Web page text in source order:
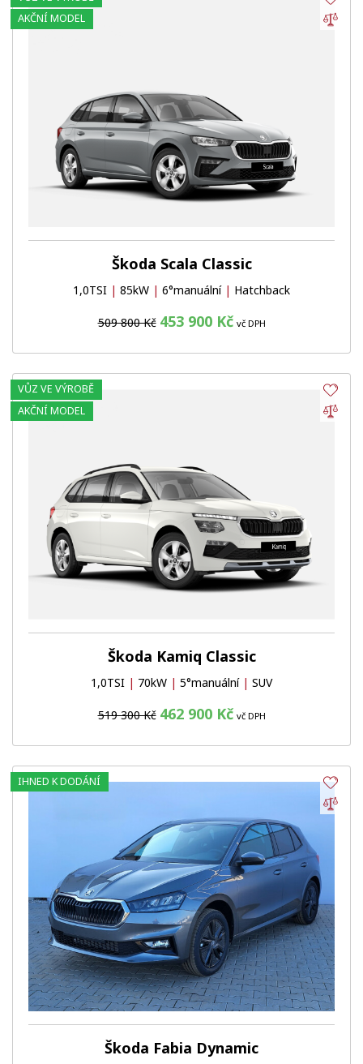
Škoda Scala Classic
1,0TSI | 85kW | 6°manuální | Hatchback
509 800 Kč 453 900 Kč vč DPH
AKČNÍ MODEL
Škoda Kamiq Classic
1,0TSI | 70kW | 5°manuální | SUV
519 300 Kč 462 900 Kč vč DPH
VŮZ VE VÝROBĚ
AKČNÍ MODEL
Škoda Fabia Dynamic
IHNED K DODÁNÍ